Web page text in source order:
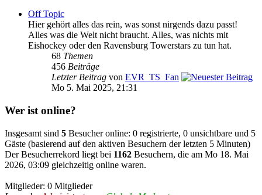
Off Topic
Hier gehört alles das rein, was sonst nirgends dazu passt!
Alles was die Welt nicht braucht. Alles, was nichts mit
Eishockey oder den Ravensburg Towerstars zu tun hat.
68 Themen
456 Beiträge
Letzter Beitrag von EVR_TS_Fan
Mo 5. Mai 2025, 21:31
Wer ist online?
Insgesamt sind 5 Besucher online: 0 registrierte, 0 unsichtbare und 5
Gäste (basierend auf den aktiven Besuchern der letzten 5 Minuten)
Der Besucherrekord liegt bei 1162 Besuchern, die am Mo 18. Mai
2026, 03:09 gleichzeitig online waren.
Mitglieder: 0 Mitglieder